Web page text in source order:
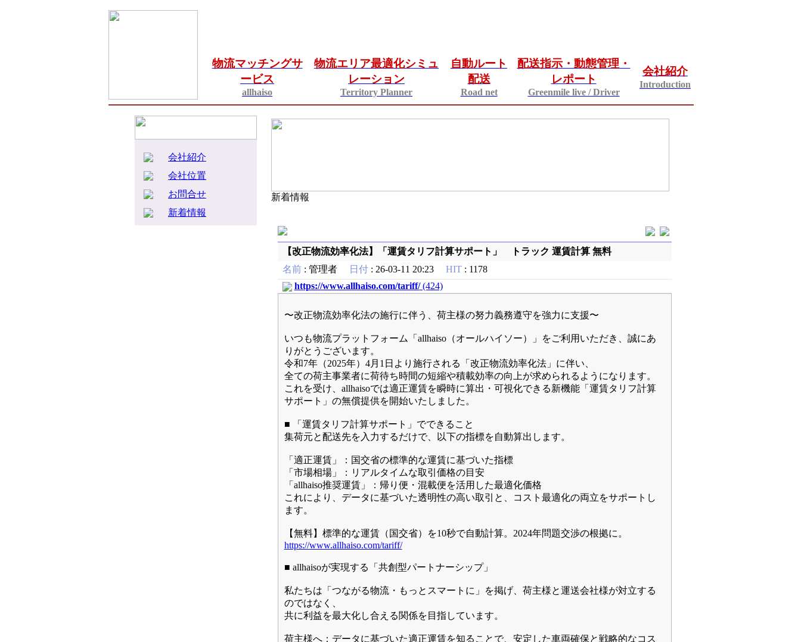
物流マッチングサ
ービス
allhaiso
物流エリア最適化シミュ
レーション
Territory Planner
自動ルート
配送
Road net
配送指示・動態管理・
レポート
Greenmile live / Driver
会社紹介
Introduction
会社紹介
会社位置
お問合せ
新着情報
新着情報
【改正物流効率化法】「運賃タリフ計算サポート」 トラック 運賃計算 無料
名前: 管理者 日付: 26-03-11 20:23 HIT: 1178
https://www.allhaiso.com/tariff/(424)
〜改正物流効率化法の施行に伴う、荷主様の努力義務遵守を強力に支援〜
いつも物流プラットフォーム「allhaiso（オールハイソー）」をご利用いただき、誠にあ
りがとうございます。
令和7年（2025年）4月1日より施行される「改正物流効率化法」に伴い、
全ての荷主事業者に荷待ち時間の短縮や積載効率の向上が求められるようになります。
これを受け、allhaisoでは適正運賃を瞬時に算出・可視化できる新機能「運賃タリフ計算
サポート」の無償提供を開始いたしました。
■ 「運賃タリフ計算サポート」でできること
集荷元と配送先を入力するだけで、以下の指標を自動算出します。
「適正運賃」：国交省の標準的な運賃に基づいた指標
「市場相場」：リアルタイムな取引価格の目安
「allhaiso推奨運賃」：帰り便・混載便を活用した最適化価格
これにより、データに基づいた透明性の高い取引と、コスト最適化の両立をサポートし
ます。
【無料】標準的な運賃（国交省）を10秒で自動計算。2024年問題交渉の根拠に。
https://www.allhaiso.com/tariff/
■ allhaisoが実現する「共創型パートナーシップ」
私たちは「つながる物流・もっとスマートに」を掲げ、荷主様と運送会社様が対立する
のではなく、
共に利益を最大化し合える関係を目指しています。
荷主様へ：データに基づいた適正運賃を知ることで、安定した車両確保と戦略的なコス